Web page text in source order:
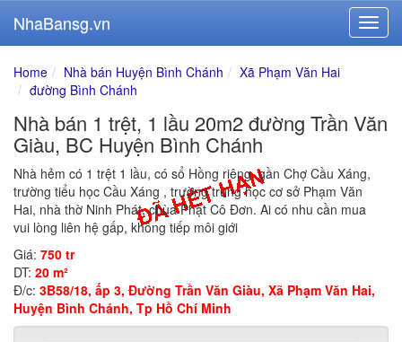
NhaBansg.vn
Home Nhà bán Huyện Bình Chánh
Xã Phạm Văn Hai
đường Bình Chánh
Nhà bán 1 trệt, 1 lầu 20m2 đường Trần Văn
Giàu, BC Huyện Bình Chánh
Nhà hẻm có 1 trệt 1 lầu, có sổ Hồng riêng, gần Chợ Cầu Xáng,
trường tiểu học Cầu Xáng , trường trung học cơ sở Phạm Văn
Hai, nhà thờ Ninh Phát, chùa Phật Cô Đơn. Ai có nhu cần mua
vui lòng liên hệ gấp, không tiếp môi giới
Giá: 750 tr
DT: 20 m²
Đ/c: 3B58/18, ấp 3, Đường Trần Văn Giàu, Xã Phạm Văn Hai,
Huyện Bình Chánh, Tp Hồ Chí Minh